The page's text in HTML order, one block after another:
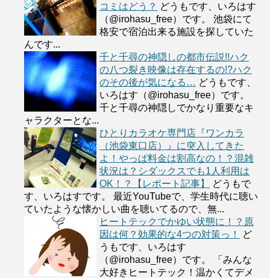
コミはどう？ どうもです、いろはす
（@irohasu_free）です。 池袋にて
格安で宿泊出来る施設を探していた
んです...
千と千尋の神隠しの都市伝説!!ハク
の八つ裂き映像は存在するの!?ハク
のその後が気になる… どうもです、
いろはす（@irohasu_free）です。
千と千尋の神隠しでかなり重要なキ
ャラクターとな...
ひとりカラオケ専門店『ワンカラ
（池袋東口店）』に突入してきた
よ！やっぱ料金は割高なの！？混雑
状況は？シダックスでも1人利用は
OK！？【レポート記事】
どうもで
す、いろはすです。 最近YouTubeで、学生時代に聴い
ていたような懐かしい曲を聴いてるので、無...
ヒートテックでかゆい状態に！？原
因は何？効果的な4つの対策っ！
ど
うもです、いろはす
（@irohasu_free）です。 「みんな
大好きヒートテック！温かくてデメ